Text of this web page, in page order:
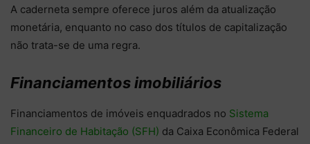
A caderneta sempre oferece juros além da atualização
monetária, enquanto no caso dos títulos de capitalização
não trata-se de uma regra.
Financiamentos imobiliários
Financiamentos de imóveis enquadrados no Sistema
Financeiro de Habitação (SFH) da Caixa Econômica Federal